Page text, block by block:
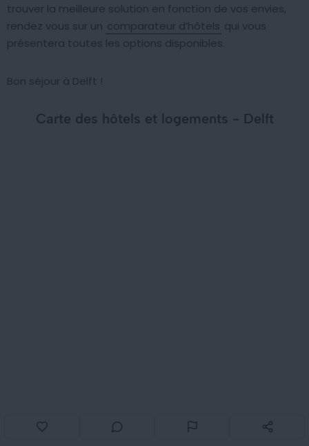
trouver la meilleure solution en fonction de vos envies,
rendez vous sur un comparateur d’hôtels qui vous
présentera toutes les options disponibles.
Bon séjour à Delft !
Carte des hôtels et logements - Delft